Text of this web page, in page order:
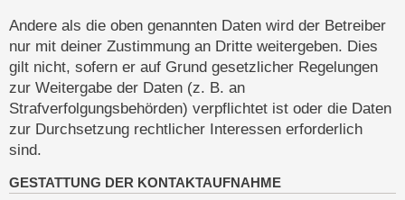
Andere als die oben genannten Daten wird der Betreiber
nur mit deiner Zustimmung an Dritte weitergeben. Dies
gilt nicht, sofern er auf Grund gesetzlicher Regelungen
zur Weitergabe der Daten (z. B. an
Strafverfolgungsbehörden) verpflichtet ist oder die Daten
zur Durchsetzung rechtlicher Interessen erforderlich
sind.
GESTATTUNG DER KONTAKTAUFNAHME